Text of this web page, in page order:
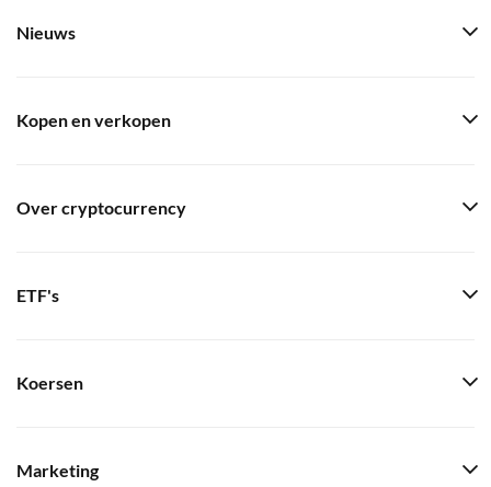
Nieuws
Kopen en verkopen
Over cryptocurrency
ETF's
Koersen
Marketing